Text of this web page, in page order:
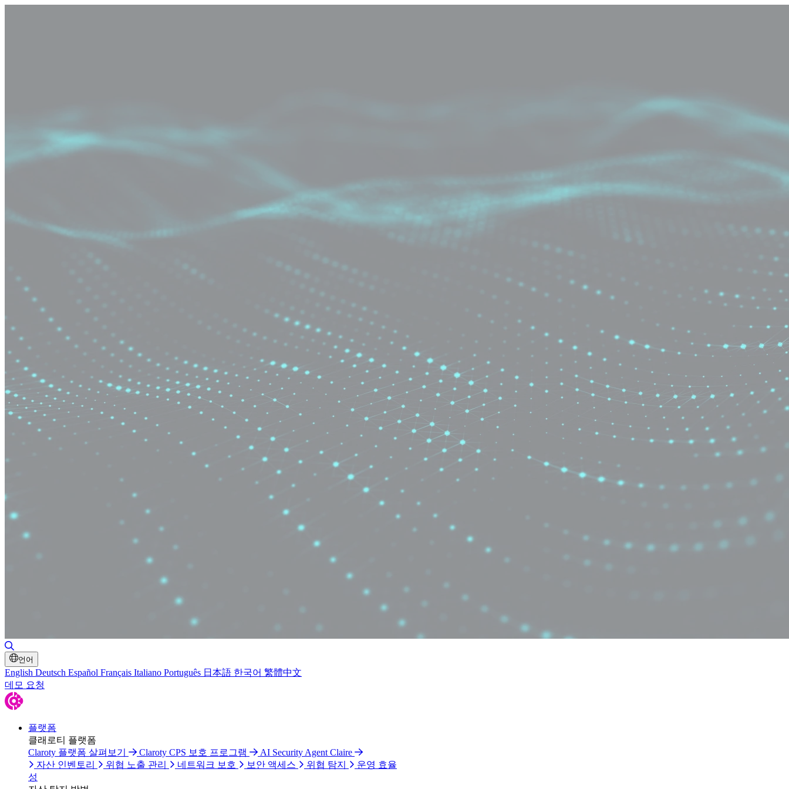
언어
English Deutsch Español Français Italiano Português 日本語 한국어 繁體中文
데모 요청
플랫폼
클래로티 플랫폼
Claroty 플랫폼 살펴보기
Claroty CPS 보호 프로그램
AI Security Agent Claire
자산 인벤토리
위협 노출 관리 네트워크 보호 보안 액세스 위협 탐지
운영 효율
성